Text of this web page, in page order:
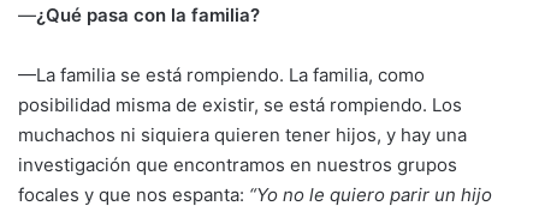
—¿Qué pasa con la familia?
—La familia se está rompiendo. La familia, como
posibilidad misma de existir, se está rompiendo. Los
muchachos ni siquiera quieren tener hijos, y hay una
investigación que encontramos en nuestros grupos
focales y que nos espanta: “Yo no le quiero parir un hijo